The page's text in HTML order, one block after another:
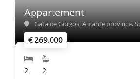
€ 269.000
Appartement
Gata de Gorgos, Alicante province,
2 2